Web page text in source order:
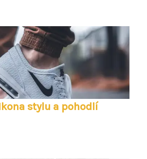
stylu a pohodlí